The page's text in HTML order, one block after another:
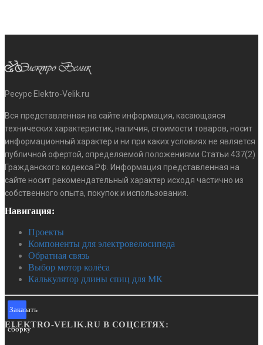
2400
ПОДРОБНЕЕ
Ресурс Elektro-Velik.ru
Вся представленная на сайте информация, касающаяся
технических характеристик, наличия, стоимости товаров, носит
информационный характер и ни при каких условиях не является
публичной офертой, определяемой положениями Статьи 437(2)
Гражданского кодекса РФ. Информация представленная на
сайте носит рекомендательный характер исходя частично из
собственного опыта, покупок и использования.
Навигация:
Проекты
Компоненты для электровелосипеда
Обратная связь
Выбор мотор колёса
Калькулятор длины спиц для МК
Заказать
сборку
ELEKTRO-VELIK.RU В СОЦСЕТЯХ: